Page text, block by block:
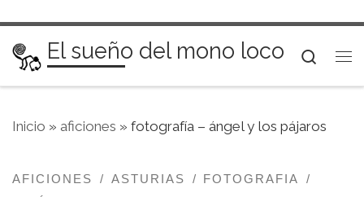
Saltar al contenido
El sueño del mono loco
Inicio » aficiones » fotografía – ángel y los pájaros
AFICIONES ASTURIAS
FOTOGRAFIA